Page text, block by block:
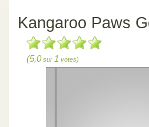
Kangaroo Paws
(5,0sur 1 votes)